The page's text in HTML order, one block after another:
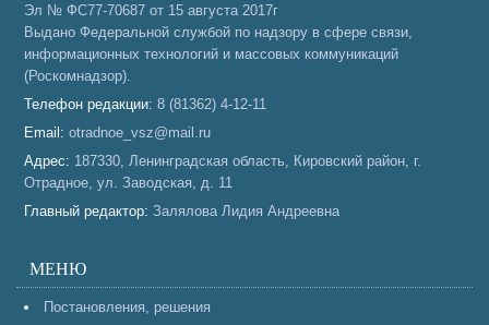
Эл № ФС77-70687 от 15 августа 2017г
Выдано Федеральной службой по надзору в сфере связи,
информационных технологий и массовых коммуникаций
(Роскомнадзор).
Телефон редакции: 8 (81362) 4-12-11
Email: otradnoe_vsz@mail.ru
Адрес: 187330, Ленинградская область, Кировский район, г.
Отрадное, ул. Заводская, д. 11
Главный редактор: Залялова Лидия Андреевна
МЕНЮ
Постановления, решения